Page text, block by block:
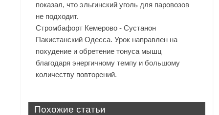
показал, что эльгинский уголь для паровозов
не подходит.
Стромбафорт Кемерово - Сустанон
Пакистанский Одесса. Урок направлен на
похудение и обретение тонуса мышц
благодаря энергичному темпу и большому
количеству повторений.
Похожие статьи